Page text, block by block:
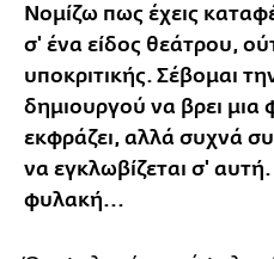
Νομίζω πως έχεις
σ' ένα είδος θεάτρου,
υποκριτικής. Σέβομαι
δημιουργού να βρει
εκφράζει, αλλά συχνά
να εγκλωβίζεται σ' αυτή.
φυλακή...